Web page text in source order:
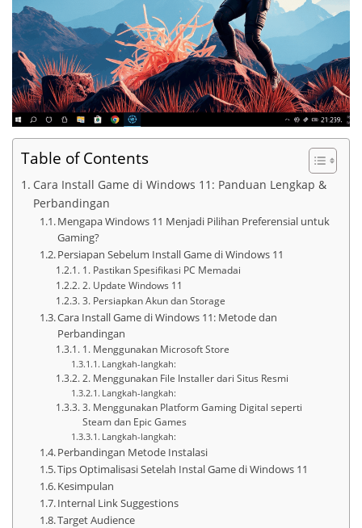
Table of Contents
Cara Install Game di Windows 11: Panduan Lengkap &
Perbandingan
Mengapa Windows 11 Menjadi Pilihan Preferensial untuk
Gaming?
Persiapan Sebelum Install Game di Windows 11
1. Pastikan Spesifikasi PC Memadai
2. Update Windows 11
3. Persiapkan Akun dan Storage
Cara Install Game di Windows 11: Metode dan
Perbandingan
1. Menggunakan Microsoft Store
Langkah-langkah:
2. Menggunakan File Installer dari Situs Resmi
Langkah-langkah:
3. Menggunakan Platform Gaming Digital seperti
Steam dan Epic Games
Langkah-langkah:
Perbandingan Metode Instalasi
Tips Optimalisasi Setelah Instal Game di Windows 11
Kesimpulan
Internal Link Suggestions
Target Audience